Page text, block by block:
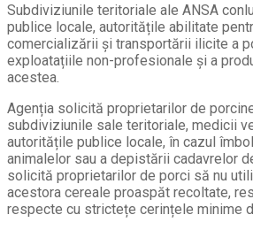
Subdiviziunile teritoriale ale ANSA
publice locale, autoritățile abilitate
comercializării și transportării ilicite a
exploatațiile non-profesionale și a
acestea.
Agenția solicită proprietarilor de
subdiviziunile sale teritoriale, medicii
autoritățile publice locale, în cazul
animalelor sau a depistării cadavrelor
solicită proprietarilor de porci să nu
acestora cereale proaspăt recoltate,
respecte cu strictețe cerințele minime